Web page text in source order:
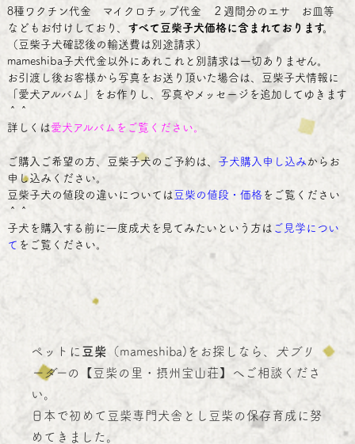
8種ワクチン代金 マイクロチップ代金 ２週間分のエサ お皿等
などもお付けしており、 すべて豆柴子犬価格に含まれております。
（豆柴子犬確認後の輸送費は別途請求）
mameshiba子犬代金以外にあれこれと別請求は一切ありません。
お引渡し後お客様から写真をお送り頂いた場合は、豆柴子犬情報に
「愛犬アルバム」をお作りし、写真やメッセージを追加してゆきます
＾＾
詳しくは 愛犬アルバム をご覧ください。
ご購入ご希望の方、豆柴子犬のご予約は、 子犬購入申し込み からお
申し込みください。
豆柴子犬の値段の違いについては 豆柴の値段・価格をご覧ください
＾＾
子犬を購入する前に一度成犬を見てみたいという方は ご見学につい
て をご覧ください。
ペットに 豆柴 （mameshiba)をお探しなら、
犬ブリ
ーダーの【豆柴の里・摂州宝山荘】へご相談くださ
い。
日本で初めて豆柴専門犬舎とし豆柴の保存育成に努
めてきました。